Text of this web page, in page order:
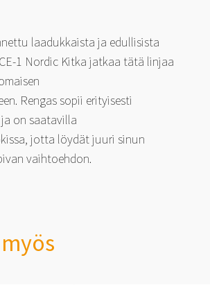
laadukkaista ja edullisista
1 Nordic Kitka jatkaa tätä linjaa
Rengas sopii erityisesti
on saatavilla
jotta löydät juuri sinun
vaihtoehdon.